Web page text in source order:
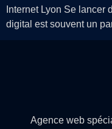
Internet Lyon Se lancer
digital est souvent un
Agence web